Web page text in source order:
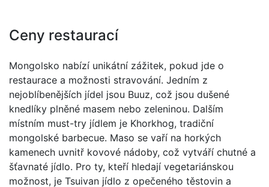
Ceny restaurací
Mongolsko nabízí unikátní zážitek, pokud jde o
restaurace a možnosti stravování. Jedním z
nejoblíbenějších jídel jsou Buuz, což jsou dušené
knedlíky plněné masem nebo zeleninou. Dalším
místním must-try jídlem je Khorkhog, tradiční
mongolské barbecue. Maso se vaří na horkých
kamenech uvnitř kovové nádoby, což vytváří chutné a
šťavnaté jídlo. Pro ty, kteří hledají vegetariánskou
možnost, je Tsuivan jídlo z opečeného těstovin a